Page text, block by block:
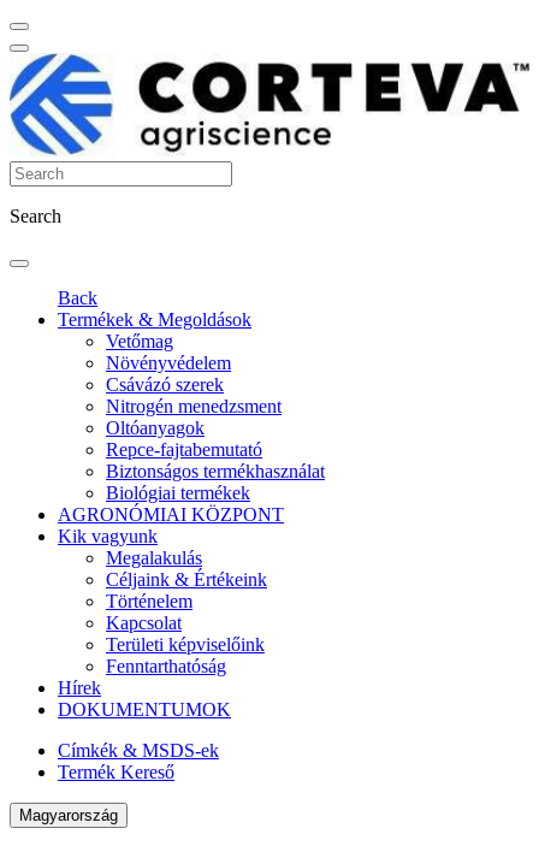
Search
Back
Termékek & Megoldások
Vetőmag
Növényvédelem
Csávázó szerek
Nitrogén menedzsment
Oltóanyagok
Repce-fajtabemutató
Biztonságos termékhasználat
Biológiai termékek
AGRONÓMIAI KÖZPONT
Kik vagyunk
Megalakulás
Céljaink & Értékeink
Történelem
Kapcsolat
Területi képviselőink
Fenntarthatóság
Hírek
DOKUMENTUMOK
Címkék & MSDS-ek
Termék Kereső
Magyarország